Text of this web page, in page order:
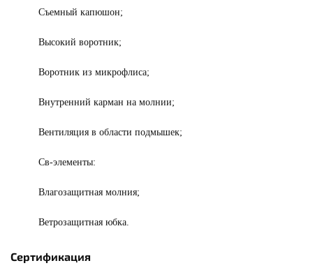
Съемный капюшон;
Высокий воротник;
Воротник из микрофлиса;
Внутренний карман на молнии;
Вентиляция в области подмышек;
Св-элементы:
Влагозащитная молния;
Ветрозащитная юбка.
Сертификация